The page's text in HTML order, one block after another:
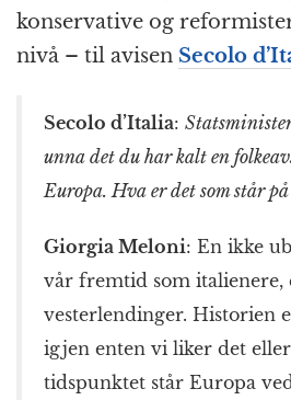
konservative og
nivå – til avisen Secolo
Secolo d’Italia:
unna det du har kalt en
Europa. Hva er det som står
Giorgia Meloni: En ikke
vår fremtid som italienere,
vesterlendinger. Historien
igjen enten vi liker det
tidspunktet står Europa